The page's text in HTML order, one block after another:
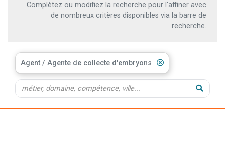
Complètez ou modifiez la recherche pour l'affiner avec
de nombreux critères disponibles via la barre de
recherche.
Agent / Agente de collecte d'embryons